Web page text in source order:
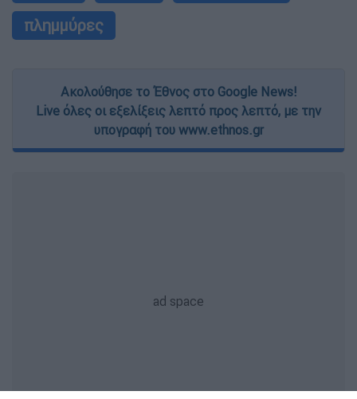
πλημμύρες
Ακολούθησε το Έθνος στο Google News!
Live όλες οι εξελίξεις λεπτό προς λεπτό, με την
υπογραφή του www.ethnos.gr